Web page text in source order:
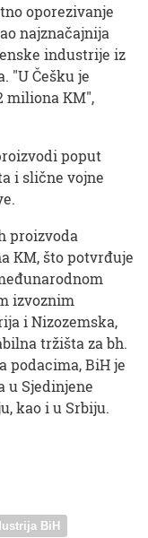
oporezivanje
najznačajnija
industrije iz
"U Češku je
miliona KM",
poput
i slične vojne
proizvoda
KM, što potvrđuje
izvoznim
i Nizozemska,
tržišta za bh.
podacima, BiH je
u Sjedinjene
kao i u Srbiju.
BiH